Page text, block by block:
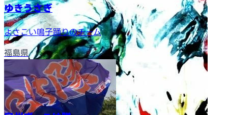
ゆきうさぎ
よさこい鳴子踊りのチーム
福島県